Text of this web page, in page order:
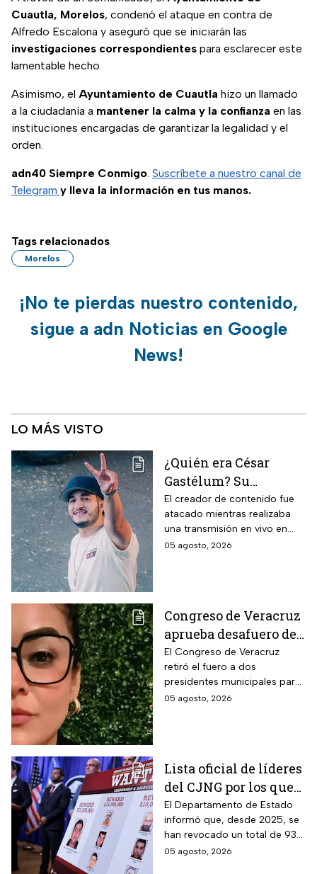
Cuautla, Morelos, condenó el ataque en contra de
Alfredo Escalona y aseguró que se iniciarán las
investigaciones correspondientes para esclarecer este
lamentable hecho.
Asimismo, el Ayuntamiento de Cuautla hizo un llamado
a la ciudadanía a mantener la calma y la confianza en las
instituciones encargadas de garantizar la legalidad y el
orden.
adn40 Siempre Conmigo. Suscríbete a nuestro canal de
Telegram y lleva la información en tus manos.
Tags relacionados
Morelos
¡No te pierdas nuestro contenido,
sigue a adn Noticias en Google
News!
LO MÁS VISTO
¿Quién era César
Gastélum? Su
asesinato revive la
violencia contra
influencers en
Sinaloa y la lista de
El creador de contenido fue
atacado mientras realizaba
una transmisión en vivo en
Culiacán. Su caso vuelve a
05 agosto, 2026
Congreso de Veracruz
aprueba desafuero de
alcalde ligado al caso
de la periodista
Roxana Guzmán
El Congreso de Veracruz
retiró el fuero a dos
presidentes municipales para
que continúen las
05 agosto, 2026
Lista oficial de líderes
del CJNG por los que
EUA ofrece millonaria
recompensa
El Departamento de Estado
informó que, desde 2025, se
han revocado un total de 93
visas a familiares y socios de
05 agosto, 2026